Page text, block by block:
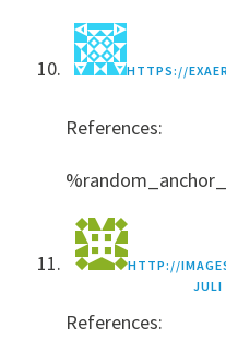
HTTPS://
References:
HTTP://
JULI
References: